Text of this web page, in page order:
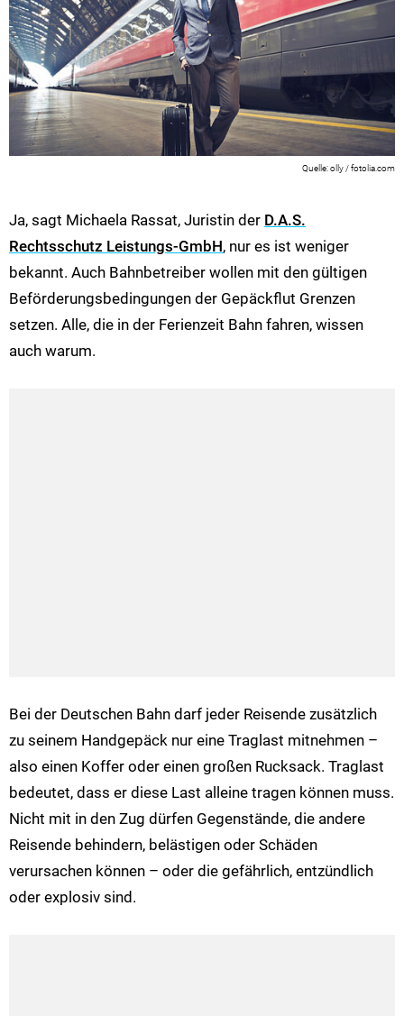
olly / fotolia.com
Ja, sagt Michaela Rassat, Juristin der D.A.S.
Rechtsschutz Leistungs-GmbH, nur es ist weniger
bekannt. Auch Bahnbetreiber wollen mit den gültigen
Beförderungsbedingungen der Gepäckflut Grenzen
setzen. Alle, die in der Ferienzeit Bahn fahren, wissen
auch warum.
Bei der Deutschen Bahn darf jeder Reisende zusätzlich
zu seinem Handgepäck nur eine Traglast mitnehmen –
also einen Koffer oder einen großen Rucksack. Traglast
bedeutet, dass er diese Last alleine tragen können muss.
Nicht mit in den Zug dürfen Gegenstände, die andere
Reisende behindern, belästigen oder Schäden
verursachen können – oder die gefährlich, entzündlich
oder explosiv sind.